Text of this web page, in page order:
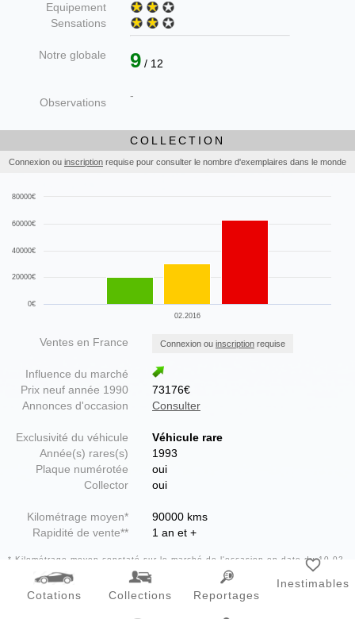
Equipement
Sensations
Notre globale
Observations
9 / 12
-
COLLECTION
Connexion ou inscription requise pour consulter le nombre d'exemplaires dans le monde
02.2016
0€
20000€
40000€
60000€
80000€
Ventes en France
Influence du marché
Prix neuf année 1990
Annonces d'occasion
Exclusivité du véhicule
Année(s) rares(s)
Plaque numérotée
Collector
Kilométrage moyen*
Rapidité de vente**
Connexion ou inscription requise
73176€
Consulter
Véhicule rare
1993
oui
oui
90000 kms
1 an et +
* Kilométrage moyen constaté sur le marché de l'occasion en date du 10-02-
** Estimation pour un véhicule en parfait état avec carnet, vendu dans la
moyenne des prix
Cotations Collections Reportages
Inestimables